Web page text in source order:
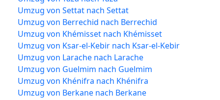
Umzug von Settat nach Settat
Umzug von Berrechid nach Berrechid
Umzug von Khémisset nach Khémisset
Umzug von Ksar-el-Kebir nach Ksar-el-Kebir
Umzug von Larache nach Larache
Umzug von Guelmim nach Guelmim
Umzug von Khénifra nach Khénifra
Umzug von Berkane nach Berkane